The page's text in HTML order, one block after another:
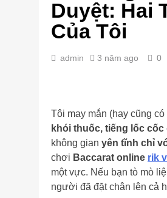
Duyệt: Hai
Của Tôi
admin 3 năm ago 0
Tôi may mắn (hay cũng
khói thuốc, tiếng lốc
không gian yên tĩnh chỉ
chơi Baccarat online rik
một vực. Nếu bạn tò mò
người đã đặt chân lên cả